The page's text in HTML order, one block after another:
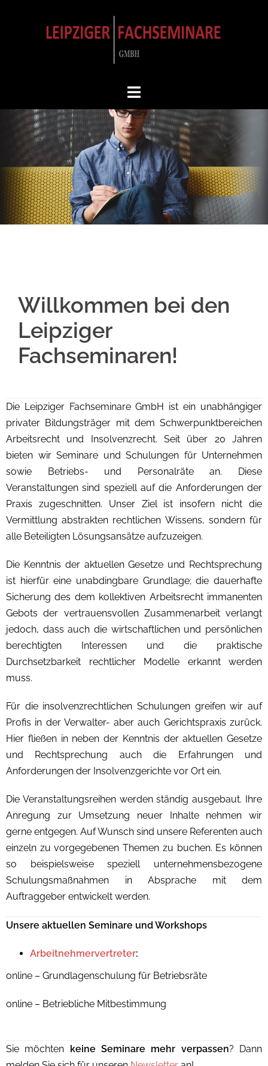
Willkommen bei den
Leipziger
Fachseminaren!
Die Leipziger Fachseminare GmbH ist ein unabhängiger
privater Bildungsträger mit dem Schwerpunktbereichen
Arbeitsrecht und Insolvenzrecht. Seit über 20 Jahren
bieten wir Seminare und Schulungen für Unternehmen
sowie Betriebs- und Personalräte an. Diese
Veranstaltungen sind speziell auf die Anforderungen der
Praxis zugeschnitten. Unser Ziel ist insofern nicht die
Vermittlung abstrakten rechtlichen Wissens, sondern für
alle Beteiligten Lösungsansätze aufzuzeigen.
Die Kenntnis der aktuellen Gesetze und Rechtsprechung
ist hierfür eine unabdingbare Grundlage; die dauerhafte
Sicherung des dem kollektiven Arbeitsrecht immanenten
Gebots der vertrauensvollen Zusammenarbeit verlangt
jedoch, dass auch die wirtschaftlichen und persönlichen
berechtigten Interessen und die praktische
Durchsetzbarkeit rechtlicher Modelle erkannt werden
muss.
Für die insolvenzrechtlichen Schulungen greifen wir auf
Profis in der Verwalter- aber auch Gerichtspraxis zurück.
Hier fließen in neben der Kenntnis der aktuellen Gesetze
und Rechtsprechung auch die Erfahrungen und
Anforderungen der Insolvenzgerichte vor Ort ein.
Die Veranstaltungsreihen werden ständig ausgebaut. Ihre
Anregung zur Umsetzung neuer Inhalte nehmen wir
gerne entgegen. Auf Wunsch sind unsere Referenten auch
einzeln zu vorgegebenen Themen zu buchen. Es können
so beispielsweise speziell unternehmensbezogene
Schulungsmaßnahmen in Absprache mit dem
Auftraggeber entwickelt werden.
Unsere aktuellen Seminare und Workshops
Arbeitnehmervertreter:
online – Grundlagenschulung für Betriebsräte
online – Betriebliche Mitbestimmung
Sie möchten keine Seminare mehr verpassen? Dann